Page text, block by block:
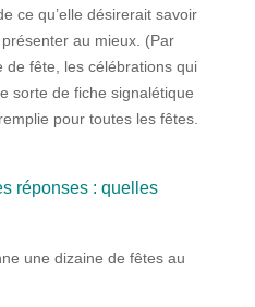
ce qu’elle désirerait savoir
au mieux. (Par
de fête, les célébrations qui
sorte de fiche signalétique
pour toutes les fêtes.
réponses : quelles
une dizaine de fêtes au